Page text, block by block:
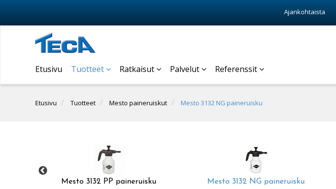
Ajankohtaista
Etusivu Tuotteet Ratkaisut Palvelut Referenssit
Etusivu Tuotteet Mesto paineruiskut Mesto 3132 NG paineruisku
Mesto 3132 PP paineruisku Mesto 3132 NG paineruisku